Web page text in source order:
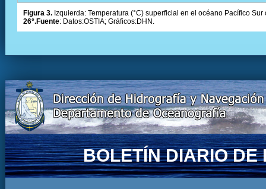
Figura 3. Izquierda: Temperatura (°C) superficial en el océano Pacífico
26°.Fuente: Datos:OSTIA; Gráficos:DHN.
BOLETÍN DIARIO DE